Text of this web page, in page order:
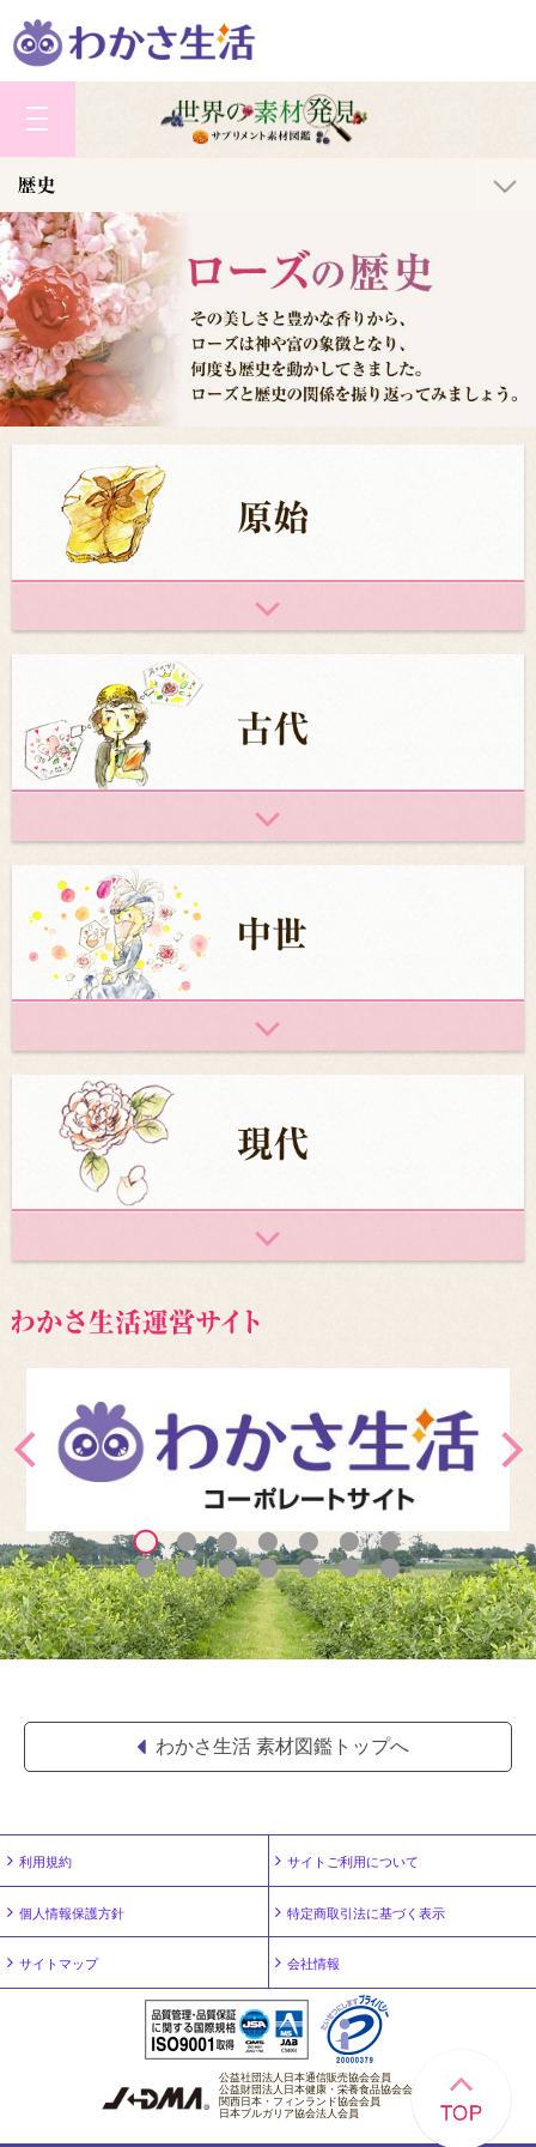
わかさ生活 素材図鑑トップへ
利用規約 サイトご利用について
個人情報保護方針 特定商取引法に基づく表示
サイトマップ 会社情報
公益社団法人日本通信販売協会会員
公益財団法人日本健康・栄養食品協会会員
関西日本・フィンランド協会会員
日本ブルガリア協会法人会員